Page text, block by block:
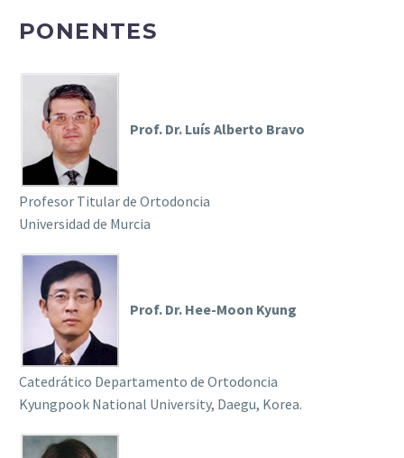
PONENTES
Prof. Dr. Luís Alberto Bravo
Profesor Titular de Ortodoncia
Universidad de Murcia
Prof. Dr. Hee-Moon Kyung
Catedrático Departamento de Ortodoncia
Kyungpook National University, Daegu, Korea.